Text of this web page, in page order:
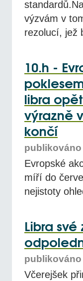
výzvám v
rezolucí, jež
10.h -
libra
výrazně
končí
publikováno
Evropské
míří do
nejistoty
Libra
publikováno
Včerejšek